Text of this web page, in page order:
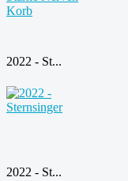
2022 - St...
2022 - St...